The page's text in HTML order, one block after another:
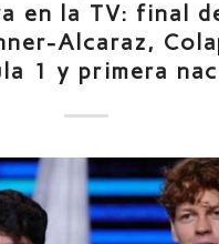
en la TV: final
Alcaraz,
1 y primera